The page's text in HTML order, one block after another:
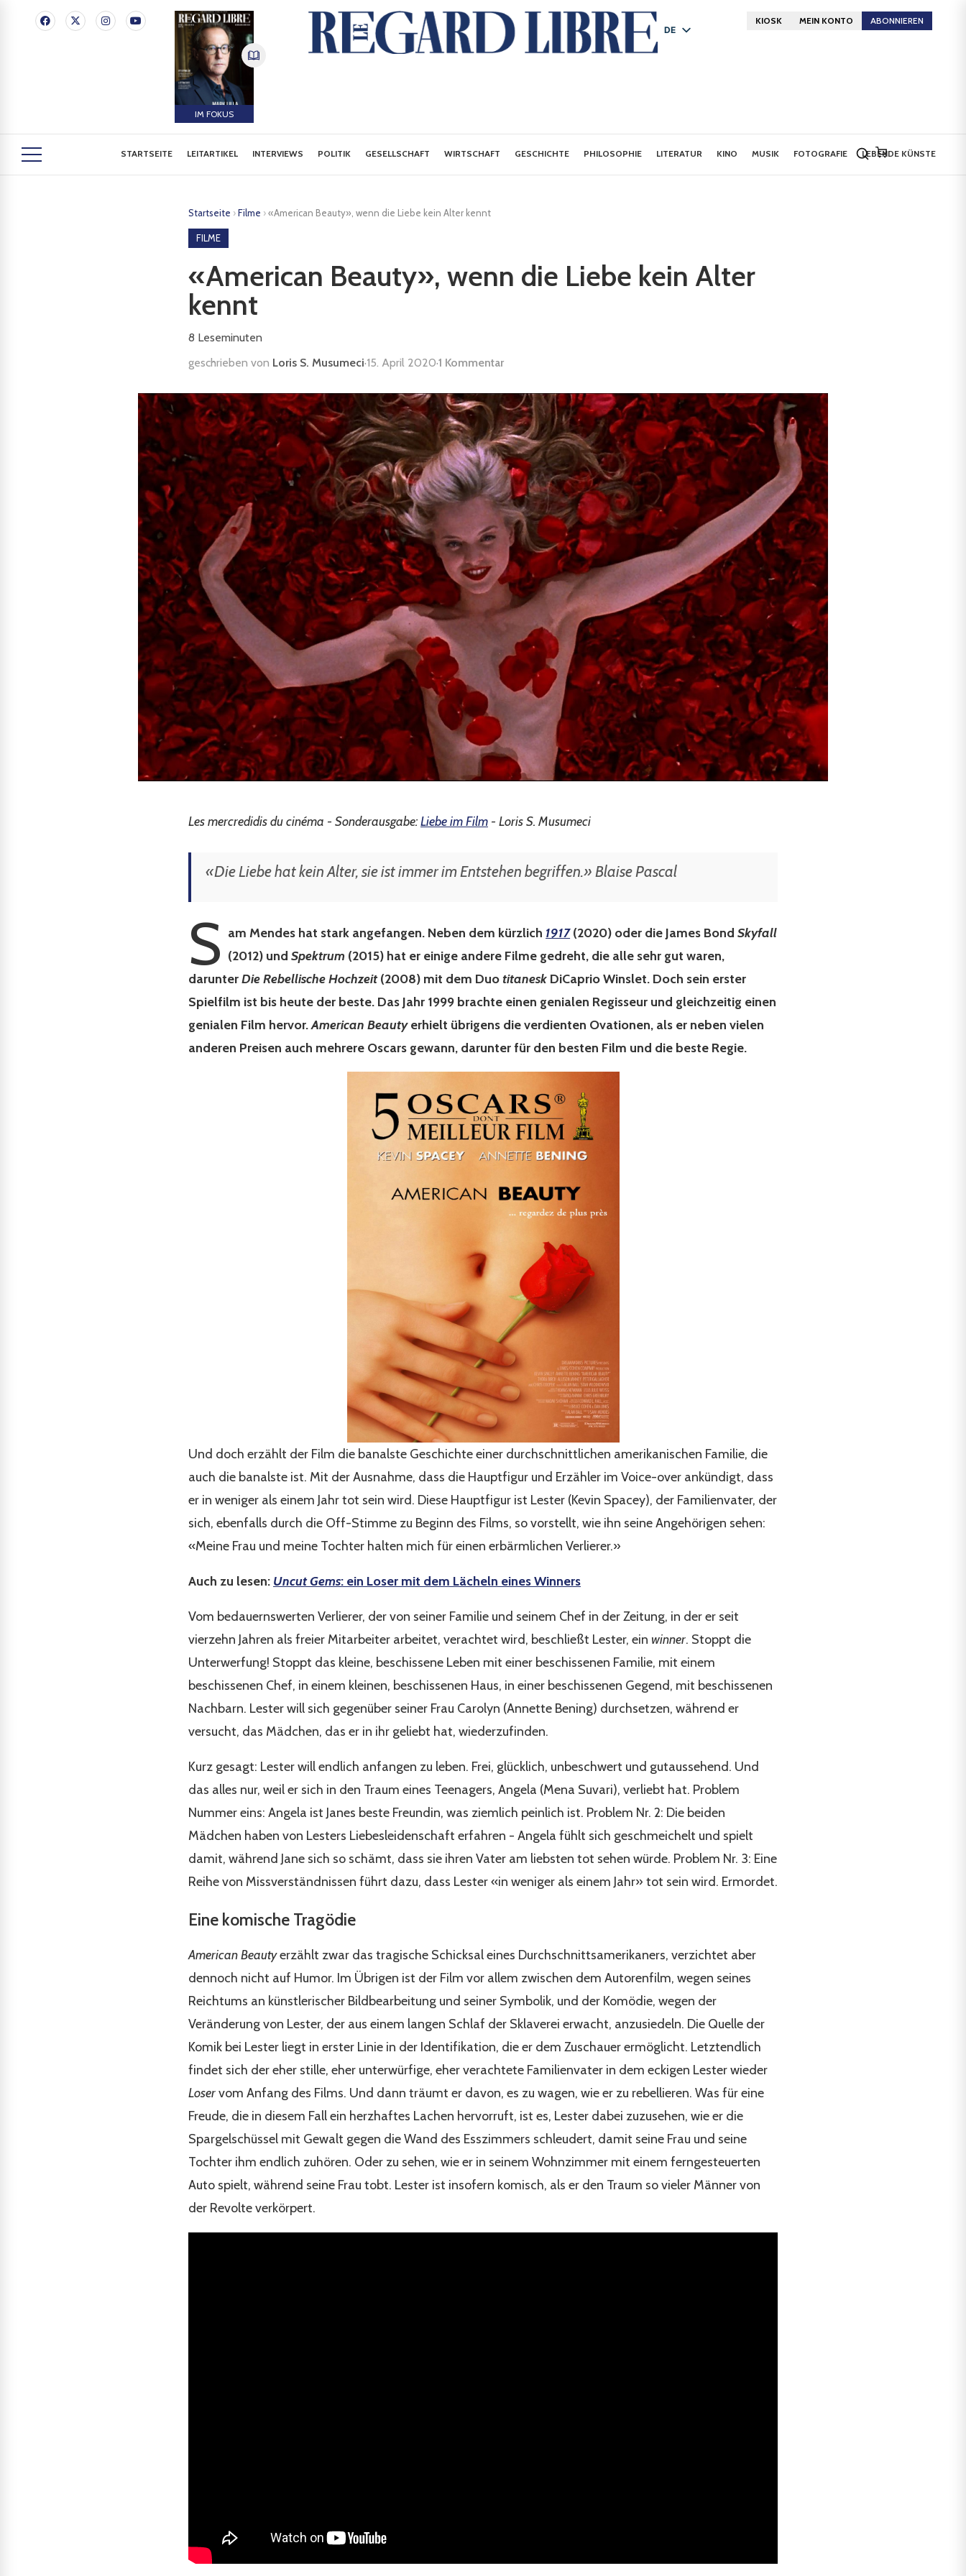
IM FOKUS
DE
KIOSK MEIN KONTO ABONNIEREN
STARTSEITE LEITARTIKEL INTERVIEWS POLITIK GESELLSCHAFT WIRTSCHAFT GESCHICHTE PHILOSOPHIE LITERATUR KINO MUSIK FOTOGRAFIE LEBENDE KÜNSTE
Startseite ›Filme ›«American Beauty», wenn die Liebe kein Alter kennt
FILME
«American Beauty», wenn die Liebe kein Alter
kennt
8 Leseminuten
geschrieben von Loris S. Musumeci·15. April 2020·1 Kommentar
Les mercredidis du cinéma - Sonderausgabe:Liebe im Film - Loris S. Musumeci
«Die Liebe hat kein Alter, sie ist immer im Entstehen begriffen.» Blaise Pascal
S am Mendes hat stark angefangen. Neben dem kürzlich 1917 (2020) oder die James Bond Skyfall
(2012) undSpektrum (2015) hat er einige andere Filme gedreht, die alle sehr gut waren,
darunterDie Rebellische Hochzeit(2008) mit dem Duotitanesk DiCaprio Winslet. Doch sein erster
Spielfilm ist bis heute der beste. Das Jahr 1999 brachte einen genialen Regisseur und gleichzeitig einen
genialen Film hervor.American Beautyerhielt übrigens die verdienten Ovationen, als er neben vielen
anderen Preisen auch mehrere Oscars gewann, darunter für den besten Film und die beste Regie.
Und doch erzählt der Film die banalste Geschichte einer durchschnittlichen amerikanischen Familie, die
auch die banalste ist. Mit der Ausnahme, dass die Hauptfigur und Erzähler im Voice-over ankündigt, dass
er in weniger als einem Jahr tot sein wird. Diese Hauptfigur ist Lester (Kevin Spacey), der Familienvater, der
sich, ebenfalls durch die Off-Stimme zu Beginn des Films, so vorstellt, wie ihn seine Angehörigen sehen:
«Meine Frau und meine Tochter halten mich für einen erbärmlichen Verlierer.»
Auch zu lesen: Uncut Gems: ein Loser mit dem Lächeln eines Winners
Vom bedauernswerten Verlierer, der von seiner Familie und seinem Chef in der Zeitung, in der er seit
vierzehn Jahren als freier Mitarbeiter arbeitet, verachtet wird, beschließt Lester, ein winner. Stoppt die
Unterwerfung! Stoppt das kleine, beschissene Leben mit einer beschissenen Familie, mit einem
beschissenen Chef, in einem kleinen, beschissenen Haus, in einer beschissenen Gegend, mit beschissenen
Nachbarn. Lester will sich gegenüber seiner Frau Carolyn (Annette Bening) durchsetzen, während er
versucht, das Mädchen, das er in ihr geliebt hat, wiederzufinden.
Kurz gesagt: Lester will endlich anfangen zu leben. Frei, glücklich, unbeschwert und gutaussehend. Und
das alles nur, weil er sich in den Traum eines Teenagers, Angela (Mena Suvari), verliebt hat. Problem
Nummer eins: Angela ist Janes beste Freundin, was ziemlich peinlich ist. Problem Nr. 2: Die beiden
Mädchen haben von Lesters Liebesleidenschaft erfahren - Angela fühlt sich geschmeichelt und spielt
damit, während Jane sich so schämt, dass sie ihren Vater am liebsten tot sehen würde. Problem Nr. 3: Eine
Reihe von Missverständnissen führt dazu, dass Lester «in weniger als einem Jahr» tot sein wird. Ermordet.
Eine komische Tragödie
American Beautyerzählt zwar das tragische Schicksal eines Durchschnittsamerikaners, verzichtet aber
dennoch nicht auf Humor. Im Übrigen ist der Film vor allem zwischen dem Autorenfilm, wegen seines
Reichtums an künstlerischer Bildbearbeitung und seiner Symbolik, und der Komödie, wegen der
Veränderung von Lester, der aus einem langen Schlaf der Sklaverei erwacht, anzusiedeln. Die Quelle der
Komik bei Lester liegt in erster Linie in der Identifikation, die er dem Zuschauer ermöglicht. Letztendlich
findet sich der eher stille, eher unterwürfige, eher verachtete Familienvater in dem eckigen Lester wieder
Loservom Anfang des Films. Und dann träumt er davon, es zu wagen, wie er zu rebellieren. Was für eine
Freude, die in diesem Fall ein herzhaftes Lachen hervorruft, ist es, Lester dabei zuzusehen, wie er die
Spargelschüssel mit Gewalt gegen die Wand des Esszimmers schleudert, damit seine Frau und seine
Tochter ihm endlich zuhören. Oder zu sehen, wie er in seinem Wohnzimmer mit einem ferngesteuerten
Auto spielt, während seine Frau tobt. Lester ist insofern komisch, als er den Traum so vieler Männer von
der Revolte verkörpert.